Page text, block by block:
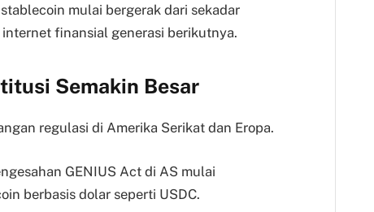
mulai bergerak dari sekadar
finansial generasi berikutnya.
Semakin Besar
regulasi di Amerika Serikat dan Eropa.
GENIUS Act di AS mulai
berbasis dolar seperti USDC.